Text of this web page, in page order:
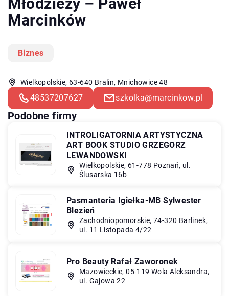
Marcinków
Biznes
Wielkopolskie, 63-640 Bralin, Mnichowice 48
48537207627 szkolka@marcinkow.pl
Podobne firmy
INTROLIGATORNIA ARTYSTYCZNA
ART BOOK STUDIO GRZEGORZ
LEWANDOWSKI
Wielkopolskie, 61-778 Poznań, ul.
Ślusarska 16b
Pasmanteria Igiełka-MB Sylwester
Blezień
Zachodniopomorskie, 74-320 Barlinek,
ul. 11 Listopada 4/22
Pro Beauty Rafał Zaworonek
Mazowieckie, 05-119 Wola Aleksandra,
ul. Gajowa 22